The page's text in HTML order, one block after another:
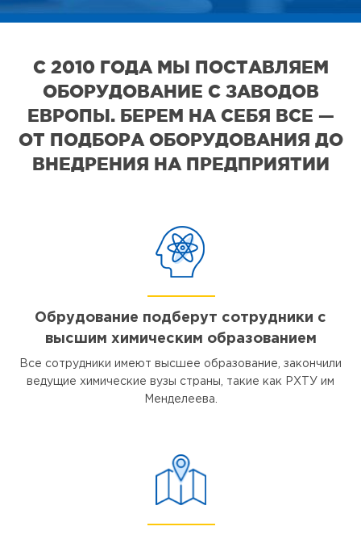
С 2010 ГОДА МЫ ПОСТАВЛЯЕМ
ОБОРУДОВАНИЕ С ЗАВОДОВ
ЕВРОПЫ. БЕРЕМ НА СЕБЯ ВСЕ —
ОТ ПОДБОРА ОБОРУДОВАНИЯ ДО
ВНЕДРЕНИЯ НА ПРЕДПРИЯТИИ
Обрудование подберут сотрудники с
высшим химическим образованием
Все сотрудники имеют высшее образование, закончили
ведущие химические вузы страны, такие как РХТУ им
Менделеева.